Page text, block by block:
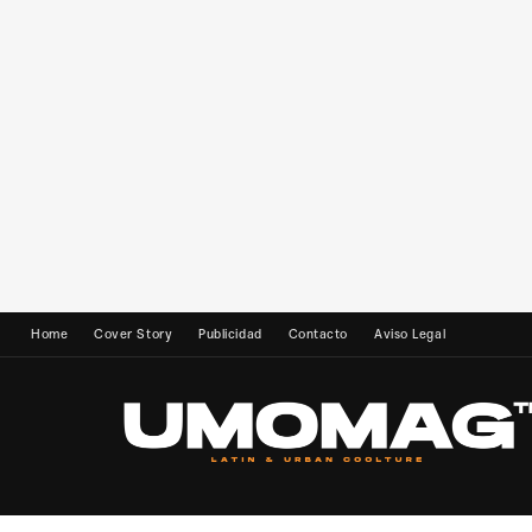
Home Cover Story Publicidad Contacto Aviso Legal